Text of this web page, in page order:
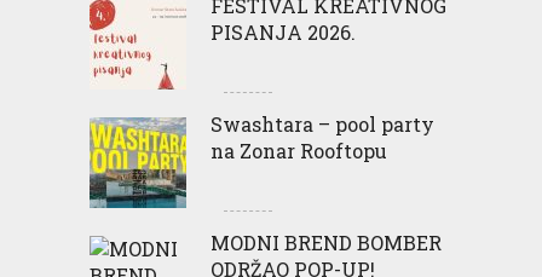
FESTIVAL KREATIVNOG
PISANJA 2026.
Swashtara – pool party
na Zonar Rooftopu
MODNI BREND BOMBER
ODRŽAO POP-UP!